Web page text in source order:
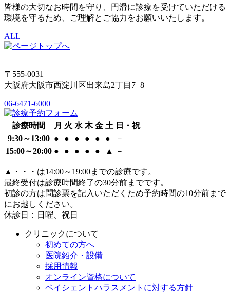
皆様の大切なお時間を守り、円滑に診療を受けていただける
環境を守るため、ご理解とご協力をお願いいたします。
ALL
〒555-0031
大阪府大阪市西淀川区出来島2丁目7−8
06-6471-6000
診療時間 月 火 水 木 金 土 日・祝
9:30～13:00 ● ● ● ● ● ●
－
15:00～20:00 ● ● ● ● ● ▲ －
▲
・・・は14:00～19:00までの診療です。
最終受付は診療時間終了の30分前までです。
初診の方は問診票を記入いただくため予約時間の10分前まで
にお越しください。
休診日：日曜、祝日
クリニックについて
初めての方へ
医院紹介・設備
採用情報
オンライン資格について
ペイシェントハラスメントに対する方針